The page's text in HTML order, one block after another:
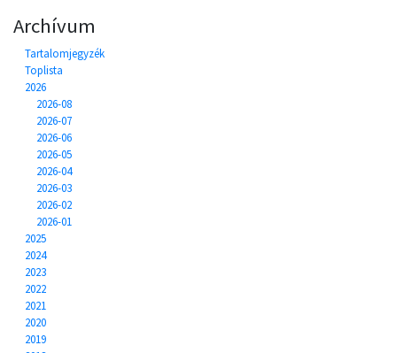
Archívum
Tartalomjegyzék
Toplista
2026
2026-08
2026-07
2026-06
2026-05
2026-04
2026-03
2026-02
2026-01
2025
2024
2023
2022
2021
2020
2019